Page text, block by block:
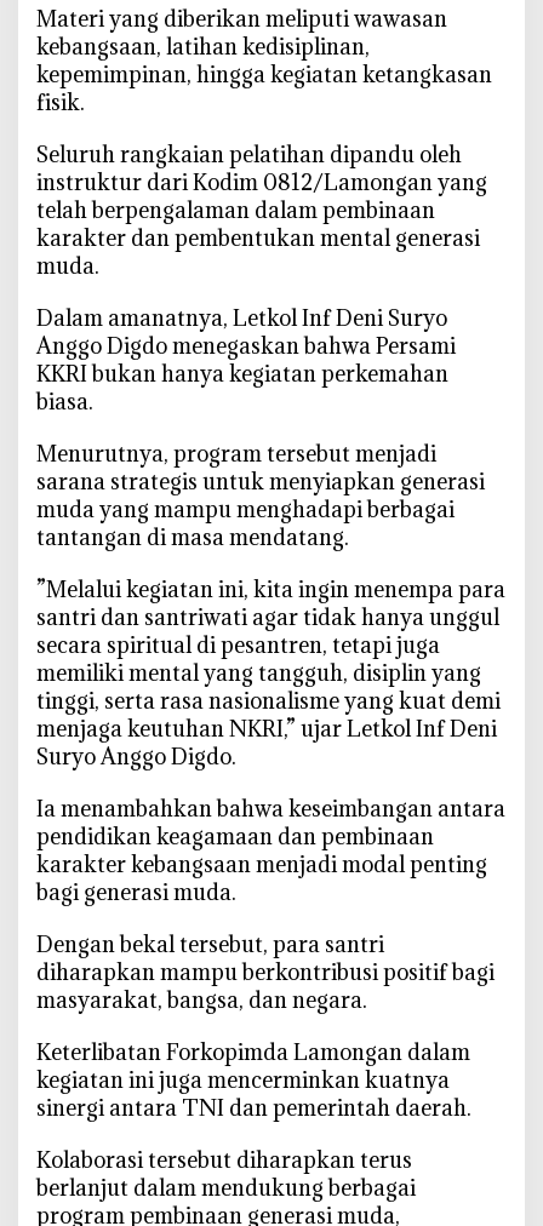
d
i
G
e
r
a
s
u
d
a
r
k
a
r
k
t
e
r
‎Materi yang diberikan meliputi wawasan
kebangsaan, latihan kedisiplinan,
kepemimpinan, hingga kegiatan ketangkasan
fisik.
‎Seluruh rangkaian pelatihan dipandu oleh
instruktur dari Kodim 0812/Lamongan yang
telah berpengalaman dalam pembinaan
karakter dan pembentukan mental generasi
muda.
‎Dalam amanatnya, Letkol Inf Deni Suryo
Anggo Digdo menegaskan bahwa Persami
KKRI bukan hanya kegiatan perkemahan
biasa.
‎Menurutnya, program tersebut menjadi
sarana strategis untuk menyiapkan generasi
muda yang mampu menghadapi berbagai
tantangan di masa mendatang.
‎”Melalui kegiatan ini, kita ingin menempa para
santri dan santriwati agar tidak hanya unggul
secara spiritual di pesantren, tetapi juga
memiliki mental yang tangguh, disiplin yang
tinggi, serta rasa nasionalisme yang kuat demi
menjaga keutuhan NKRI,” ujar Letkol Inf Deni
Suryo Anggo Digdo.
‎Ia menambahkan bahwa keseimbangan antara
pendidikan keagamaan dan pembinaan
karakter kebangsaan menjadi modal penting
bagi generasi muda.
‎Dengan bekal tersebut, para santri
diharapkan mampu berkontribusi positif bagi
masyarakat, bangsa, dan negara.
‎Keterlibatan Forkopimda Lamongan dalam
kegiatan ini juga mencerminkan kuatnya
sinergi antara TNI dan pemerintah daerah.
‎Kolaborasi tersebut diharapkan terus
berlanjut dalam mendukung berbagai
program pembinaan generasi muda,